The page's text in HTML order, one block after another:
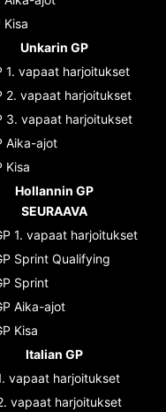
Kisa
Unkarin GP
1. vapaat harjoitukset
2. vapaat harjoitukset
3. vapaat harjoitukset
Aika-ajot
Kisa
Hollannin GP
SEURAAVA
1. vapaat harjoitukset
Sprint Qualifying
Sprint
Aika-ajot
Kisa
Italian GP
vapaat harjoitukset
vapaat harjoitukset